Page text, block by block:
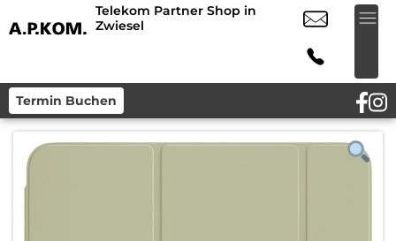
Telekom Partner Shop in
Zwiesel
Termin Buchen